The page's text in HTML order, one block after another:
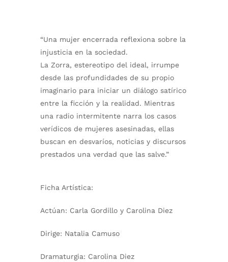
“Una mujer encerrada reflexiona sobre la
injusticia en la sociedad.
La Zorra, estereotipo del ideal, irrumpe
desde las profundidades de su propio
imaginario para iniciar un diálogo satírico
entre la ficción y la realidad. Mientras
una radio intermitente narra los casos
verídicos de mujeres asesinadas, ellas
buscan en desvaríos, noticias y discursos
prestados una verdad que las salve.”
Ficha Artística:
Actúan: Carla Gordillo y Carolina Diez
Dirige: Natalia Camuso
Dramaturgia: Carolina Diez